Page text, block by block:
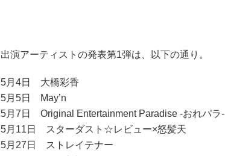
出演アーティストの発表第1弾は、以下の通り。
5月4日 大橋彩香
5月5日 May’n
5月7日 Original Entertainment Paradise -おれパラ-
5月11日 スターダスト☆レビュー×怒髪天
5月27日 ストレイテナー